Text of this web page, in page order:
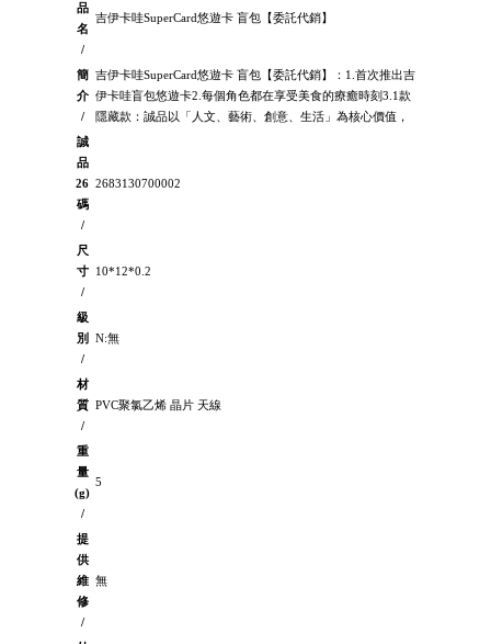
品
名
/
吉伊卡哇SuperCard悠遊卡 盲包【委託代銷】
簡
介
/
吉伊卡哇SuperCard悠遊卡 盲包【委託代銷】：1.首次推出吉
伊卡哇盲包悠遊卡2.每個角色都在享受美食的療癒時刻3.1款
隱藏款：誠品以「人文、藝術、創意、生活」為核心價值，
誠
品
26
碼
/
2683130700002
尺
寸
/
10*12*0.2
級
別
/
N:無
材
質
/
PVC聚氯乙烯 晶片 天線
重
量
(g)
/
5
提
供
維
修
/
無